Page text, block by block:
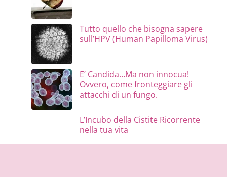
Tutto quello che bisogna sapere
sull’HPV (Human Papilloma Virus)
E’ Candida…Ma non innocua!
Ovvero, come fronteggiare gli
attacchi di un fungo.
L’Incubo della Cistite Ricorrente
nella tua vita